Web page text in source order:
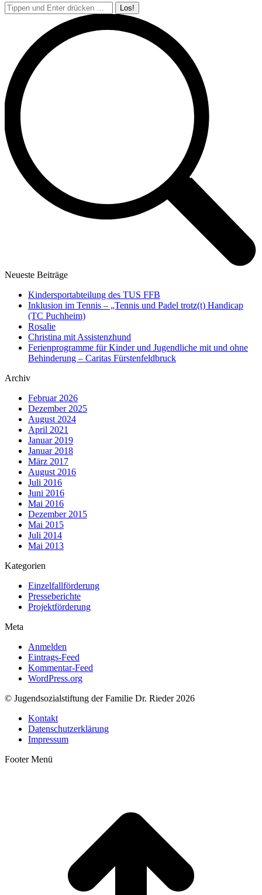
Search:
Neueste Beiträge
Kindersportabteilung des TUS FFB
Inklusion im Tennis – „Tennis und Padel trotz(t) Handicap
(TC Puchheim)
Rosalie
Christina mit Assistenzhund
Ferienprogramme für Kinder und Jugendliche mit und ohne
Behinderung – Caritas Fürstenfeldbruck
Archiv
Februar 2026
Dezember 2025
August 2024
April 2021
Januar 2019
Januar 2018
März 2017
August 2016
Juli 2016
Juni 2016
Mai 2016
Dezember 2015
Mai 2015
Juli 2014
Mai 2013
Kategorien
Einzelfallförderung
Presseberichte
Projektförderung
Meta
Anmelden
Eintrags-Feed
Kommentar-Feed
WordPress.org
© Jugendsozialstiftung der Familie Dr. Rieder 2026
Kontakt
Datenschutzerklärung
Impressum
Footer Menü